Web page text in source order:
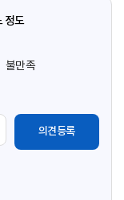
정도
불만족